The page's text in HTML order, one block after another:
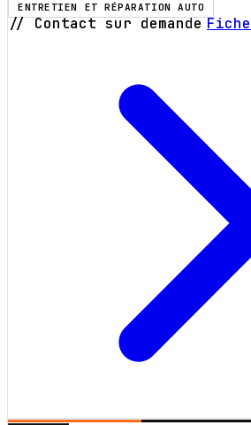
ENTRETIEN ET RÉPARATION AUTO
// Contact sur demande Fiche